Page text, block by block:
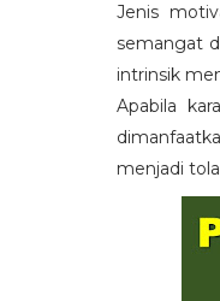
Jenis
semangat
intrinsik
Apabila
menjadi